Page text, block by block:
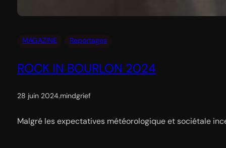
MAGAZINE Reportages
ROCK IN BOURLON 2024
28 juin 2024.mindgrief
Malgré les expectatives météorologique et sociétale